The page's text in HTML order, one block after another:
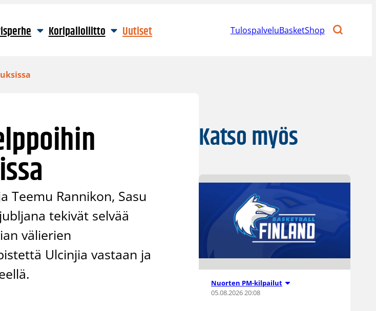
Koripalloliitto Uutiset TulospalveluBasketShop
Teemu Rannikon, Sasu
tekivät selvää
välierien
Ulcinjia vastaan ja
Katso myös
Nuorten PM-kilpailut
05.08.2026 20:08